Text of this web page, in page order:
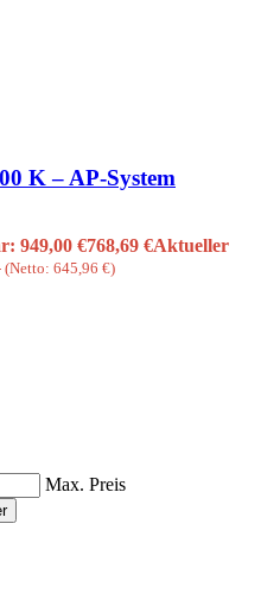
K – AP-System
949,00 €768,69 €Aktueller
(Netto: 645,96 €)
Max. Preis